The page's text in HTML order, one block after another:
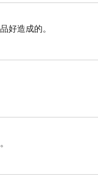
好造成的。